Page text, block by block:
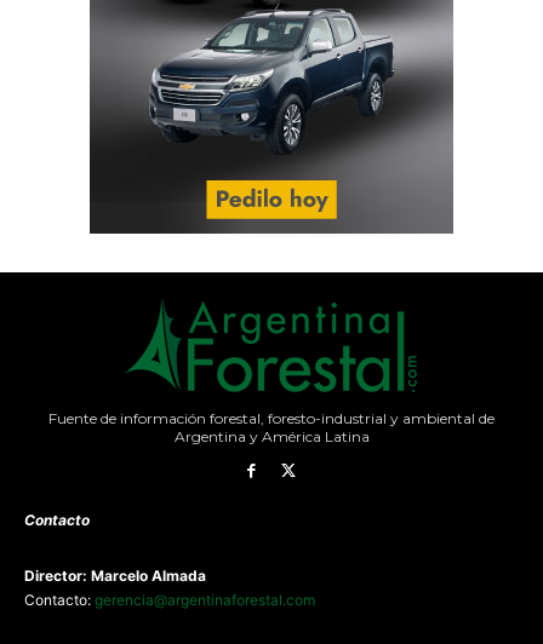
Fuente de información forestal, foresto-industrial y ambiental de
Argentina y América Latina
Contacto
Director: Marcelo Almada
Contacto: gerencia@argentinaforestal.com